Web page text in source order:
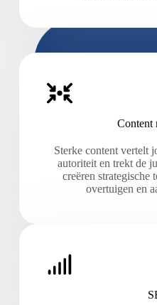
Content
Sterke content vertelt
autoriteit en trekt de
creëren strategische
overtuigen en